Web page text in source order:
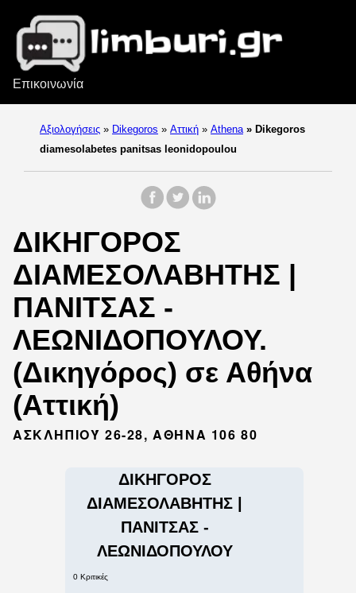
Επικοινωνία
Αξιολογήσεις » Dikegoros » Αττική » Athena » Dikegoros
diamesolabetes panitsas leonidopoulou
ΔΙΚΗΓΟΡΟΣ
ΔΙΑΜΕΣΟΛΑΒΗΤΗΣ |
ΠΑΝΙΤΣΑΣ -
ΛΕΩΝΙΔΟΠΟΥΛΟΥ.
(Δικηγόρος) σε Αθήνα
(Αττική)
ΑΣΚΛΗΠΙΟΎ 26-28, ΑΘΉΝΑ 106 80
ΔΙΚΗΓΟΡΟΣ
ΔΙΑΜΕΣΟΛΑΒΗΤΗΣ |
ΠΑΝΙΤΣΑΣ -
ΛΕΩΝΙΔΟΠΟΥΛΟΥ
0 Κριτικές